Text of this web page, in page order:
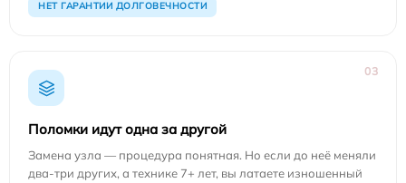
НЕТ ГАРАНТИИ ДОЛГОВЕЧНОСТИ
03
Поломки идут одна за другой
Замена узла — процедура понятная. Но если до неё меняли
два-три других, а технике 7+ лет, вы латаете изношенный